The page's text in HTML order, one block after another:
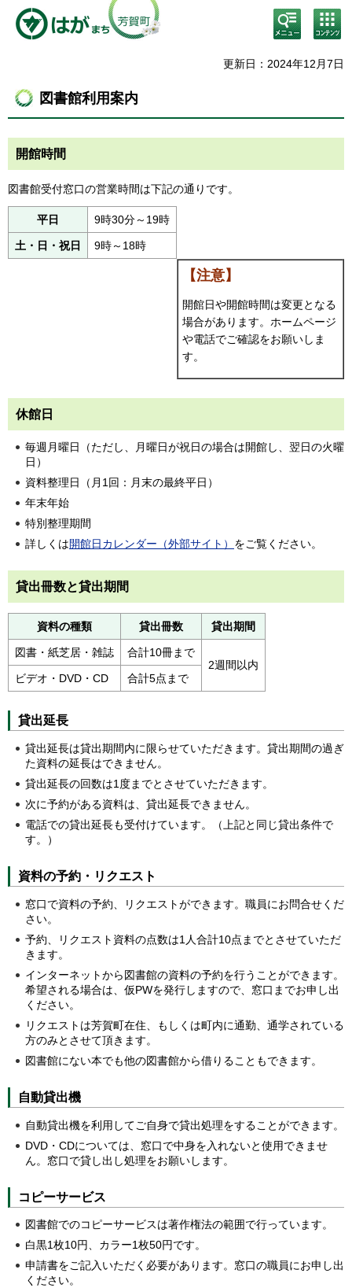
検
索・
メニ
コン
テン
ニュ
更新日：2024年12月7日
図書館利用案内
開館時間
図書館受付窓口の営業時間は下記の通りです。
平日 9時30分～19時
土・日・祝日 9時～18時
【注意】
開館日や開館時間は変更となる
場合があります。ホームページ
や電話でご確認をお願いしま
す。
休館日
毎週月曜日（ただし、月曜日が祝日の場合は開館し、翌日の火曜
日）
資料整理日（月1回：月末の最終平日）
年末年始
特別整理期間
詳しくは開館日カレンダー（外部サイト） をご覧ください。
貸出冊数と貸出期間
資料の種類 貸出冊数 貸出期間
図書・紙芝居・雑誌
合計10冊まで
2週間以内
ビデオ・DVD・CD
合計5点まで
貸出延長
貸出延長は貸出期間内に限らせていただきます。貸出期間の過ぎ
た資料の延長はできません。
貸出延長の回数は1度までとさせていただきます。
次に予約がある資料は、貸出延長できません。
電話での貸出延長も受付けています。（上記と同じ貸出条件で
す。）
資料の予約・リクエスト
窓口で資料の予約、リクエストができます。職員にお問合せくだ
さい。
予約、リクエスト資料の点数は1人合計10点までとさせていただ
きます。
インターネットから図書館の資料の予約を行うことができます。
希望される場合は、仮PWを発行しますので、窓口までお申し出
ください。
リクエストは芳賀町在住、もしくは町内に通勤、通学されている
方のみとさせて頂きます。
図書館にない本でも他の図書館から借りることもできます。
自動貸出機
自動貸出機を利用してご自身で貸出処理をすることができます。
DVD・CDについては、窓口で中身を入れないと使用できませ
ん。窓口で貸し出し処理をお願いします。
コピーサービス
図書館でのコピーサービスは著作権法の範囲で行っています。
白黒1枚10円、カラー1枚50円です。
申請書をご記入いただく必要があります。窓口の職員にお申し出
ください。